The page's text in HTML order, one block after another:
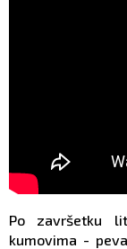
Po završetku
kumovima -